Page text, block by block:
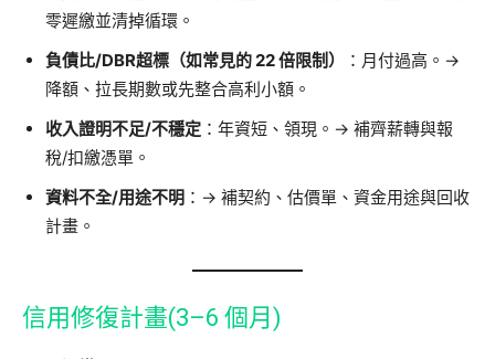
零遲繳並清掉循環。
負債比/DBR超標（如常見的 22 倍限制）
：月付過高。→
降額、拉長期數或先整合高利小額。
收入證明不足/不穩定 ：年資短、領現。→ 補齊薪轉與報
稅/扣繳憑單。
資料不全/用途不明 ：→ 補契約、估價單、資金用途與回收
計畫。
信用修復計畫(3–6 個月)